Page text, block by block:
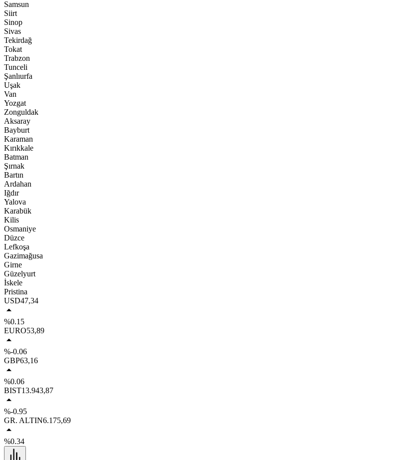
Samsun
Siirt
Sinop
Sivas
Tekirdağ
Tokat
Trabzon
Tunceli
Şanlıurfa
Uşak
Van
Yozgat
Zonguldak
Aksaray
Bayburt
Karaman
Kırıkkale
Batman
Şırnak
Bartın
Ardahan
Iğdır
Yalova
Karabük
Kilis
Osmaniye
Düzce
Lefkoşa
Gazimağusa
Girne
Güzelyurt
İskele
Pristina
USD47,34
%0.15
EURO53,89
%-0.06
GBP63,16
%0.06
BIST13.943,87
%-0.95
GR. ALTIN6.175,69
%0.34